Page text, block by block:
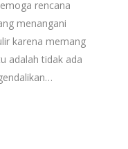
rencana
menangani
karena memang
adalah tidak ada